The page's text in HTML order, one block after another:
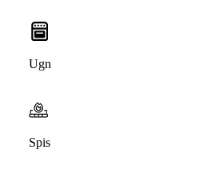
Ugn
Spis